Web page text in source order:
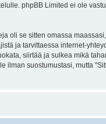
phpBB Limited ei ole
oli se sitten omassa
ja tarvittaessa internet-
siirtää ja sulkea mikä
ilman suostumustasi, mutta